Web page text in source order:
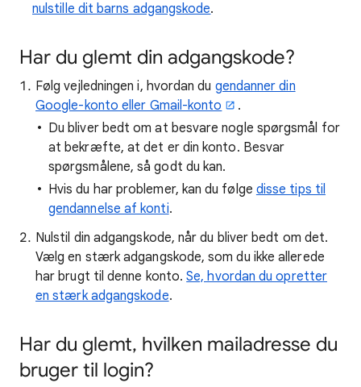
nulstille dit barns adgangskode.
Har du glemt din adgangskode?
Følg vejledningen i, hvordan du gendanner din
Google-konto eller Gmail-konto
.
Du bliver bedt om at besvare nogle spørgsmål for
at bekræfte, at det er din konto. Besvar
spørgsmålene, så godt du kan.
Hvis du har problemer, kan du følge disse tips til
gendannelse af konti.
Nulstil din adgangskode, når du bliver bedt om det.
Vælg en stærk adgangskode, som du ikke allerede
har brugt til denne konto.Se, hvordan du opretter
en stærk adgangskode.
Har du glemt, hvilken mailadresse du
bruger til login?